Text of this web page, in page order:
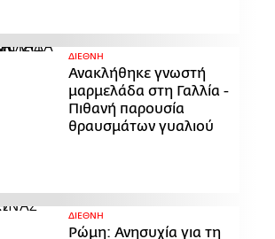
ΔΙΕΘΝΗ
Ανακλήθηκε γνωστή
μαρμελάδα στη Γαλλία -
Πιθανή παρουσία
θραυσμάτων γυαλιού
ΔΙΕΘΝΗ
Ρώμη: Ανησυχία για τη